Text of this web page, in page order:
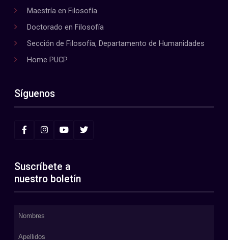
Maestría en Filosofía
Doctorado en Filosofía
Sección de Filosofía, Departamento de Humanidades
Home PUCP
Síguenos
Suscríbete a
nuestro boletín